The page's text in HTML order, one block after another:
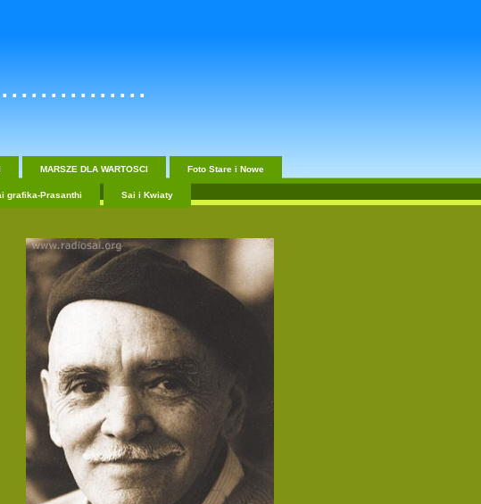
MARSZE DLA WARTOSCI Foto Stare i Nowe
grafika-Prasanthi Sai i Kwiaty